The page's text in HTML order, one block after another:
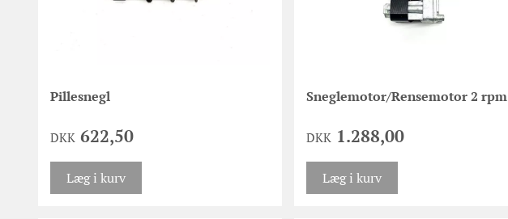
Pillesnegl
DKK 622,50
Læg i kurv
Sneglemotor/Rensemotor 2 rpm
DKK 1.288,00
Læg i kurv